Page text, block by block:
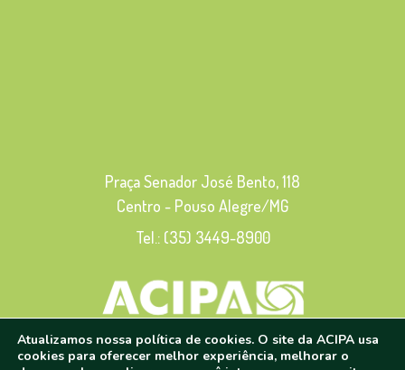
Praça Senador José Bento, 118
Centro - Pouso Alegre/MG
Tel.: (35) 3449-8900
© 2020 - 2024 | Todos os direitos reservados
Atualizamos nossa política de cookies. O site da ACIPA usa
cookies para oferecer melhor experiência, melhorar o